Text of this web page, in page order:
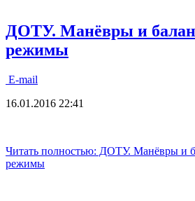
ДОТУ. Манёвры и
режимы
E-mail
16.01.2016 22:41
Читать полностью: ДОТУ. Манёвры и
режимы